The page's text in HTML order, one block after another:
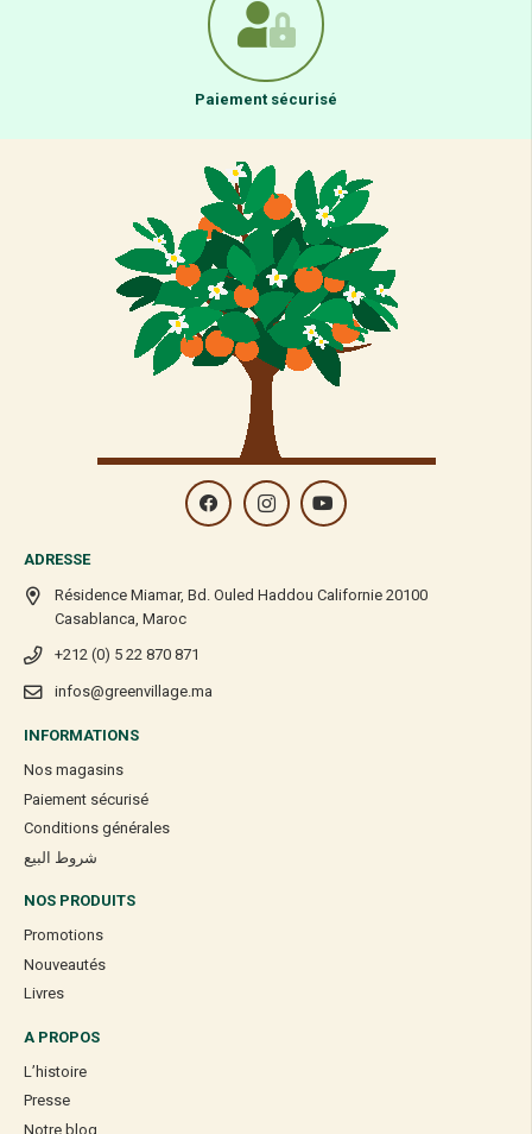
Paiement sécurisé
ADRESSE
Résidence Miamar, Bd. Ouled Haddou Californie 20100
Casablanca, Maroc
+212 (0) 5 22 870 871
infos@greenvillage.ma
INFORMATIONS
Nos magasins
Paiement sécurisé
Conditions générales
شروط البيع
NOS PRODUITS
Promotions
Nouveautés
Livres
A PROPOS
L’histoire
Presse
Notre blog